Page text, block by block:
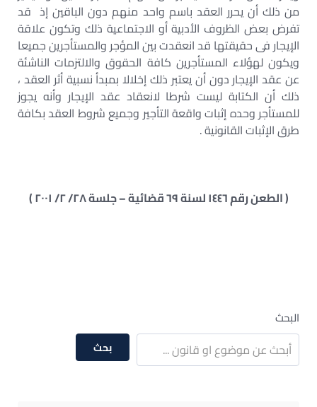
من ذلك أن يحرر العقد باسم واحد منهم دون الباقين إذ قد
تفرض بعض الظروف الأدبية أو الاجتماعية ذلك وتكون علاقة
الإيجار فى حقيقتها قد انعقدت بين المؤجر والمستأجرين جميعا
ويكون لهؤلاء المستأجرين كافة الحقوق والالتزمات الناشئة
عن عقد الإيجار دون أن يعتبر ذلك إخلالا بمبدأ نسبية أثر العقد ،
ذلك أن الكتابة ليست شرطا لانعقاد عقد الإيجار وأنه يجوز
للمستأجر وحده إثبات واقعة التأجير وجميع شروط العقد بكافة
طرق الإثبات القانونية .
( الطعن رقم ١٤٤٦ لسنة ٦٩ قضائية – جلسة ٢٨/ ٢/ ٢٠٠١ )
البحث
بحث